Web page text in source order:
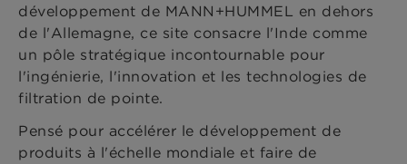
développement de MANN+HUMMEL en dehors
de l'Allemagne, ce site consacre l'Inde comme
un pôle stratégique incontournable pour
l'ingénierie, l'innovation et les technologies de
filtration de pointe.
Pensé pour accélérer le développement de
produits à l'échelle mondiale et faire de